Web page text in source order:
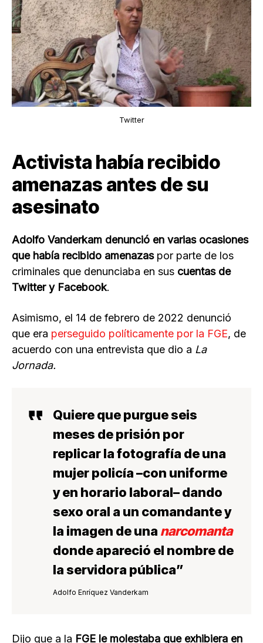
Twitter
Activista había recibido
amenazas antes de su
asesinato
Adolfo Vanderkam denunció en varias ocasiones
que había recibido amenazaspor parte de los
criminales que denunciaba en sus cuentas de
Twitter y Facebook.
Asimismo, el 14 de febrero de 2022 denunció
que era perseguido políticamente por la FGE, de
acuerdo con una entrevista que dio a La
Jornada.
Quiere que purgue seis
meses de prisión por
replicar la fotografía de una
mujer policía–con uniforme
y en horario laboral– dando
sexo oral a un comandante y
la imagen de una narcomanta
donde apareció el nombre de
la servidora pública”
Adolfo Enríquez Vanderkam
Dijo que a la FGE le molestaba que exhibiera en